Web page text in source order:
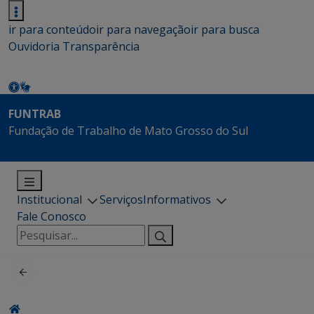
ir para conteúdoir para navegaçãoir para busca
Ouvidoria Transparência
FUNTRAB
Fundação de Trabalho de Mato Grosso do Sul
Institucional ServiçosInformativos
Fale Conosco
Pesquisar
por: